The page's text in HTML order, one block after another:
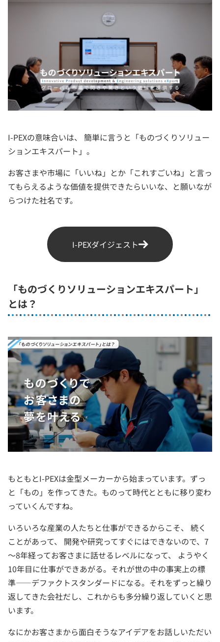
I-PEXの意味合いは、 簡単に言うと「ものづくりソリュー
ションエキスパート」。
お客さまや市場に「いいね」とか「これすごいね」と言っ
てもらえるような価値を提供できたらいいな、と願いなが
らつけた社名です。
I-PEXダイジェスト
「ものづくりソリューションエキスパート」
とは？
もともとI-PEXは金型メーカーから始まっています。ずっ
と「もの」を作ってきた。ものって時代とともに移り変わ
っていくんですね。
いろいろな産業の人たちと仕事ができるからこそ、 続く
ことがあって、 開発や研究ってすぐにはできないので、7
～8年経ってお客さまに話せるレベルになって、 ようやく
10年目に仕事ができあがる。それが世の中の事実上の標
準――デファクトスタンダードになる。それをずっと繰り
返してきた会社だし、これからも多分繰り返していくと思
います。
なにかお客さまから面白そうなアイデアをお話しいただい